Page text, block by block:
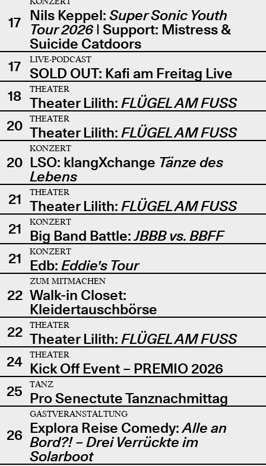
17 Nils Keppel: Super Sonic Youth
Tour 2026| Support: Mistress &
Suicide Catdoors
17
LIVE-PODCAST
SOLD OUT: Kafi am Freitag Live
18
THEATER
Theater Lilith: FLÜGEL AM FUSS
20
THEATER
Theater Lilith: FLÜGEL AM FUSS
20
KONZERT
LSO: klangXchange Tänze des
Lebens
21
THEATER
Theater Lilith: FLÜGEL AM FUSS
21
KONZERT
Big Band Battle:JBBB vs. BBFF
21
KONZERT
Edb: Eddie's Tour
22
ZUM MITMACHEN
Walk-in Closet:
Kleidertauschbörse
22
THEATER
Theater Lilith: FLÜGEL AM FUSS
24
THEATER
Kick Off Event – PREMIO 2026
25
TANZ
Pro Senectute Tanznachmittag
26
GASTVERANSTALTUNG
Explora Reise Comedy:Alle an
Bord?! – Drei Verrückte im
Solarboot